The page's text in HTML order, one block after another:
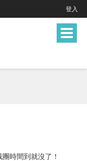
登入
Toggle
時間到就沒了！